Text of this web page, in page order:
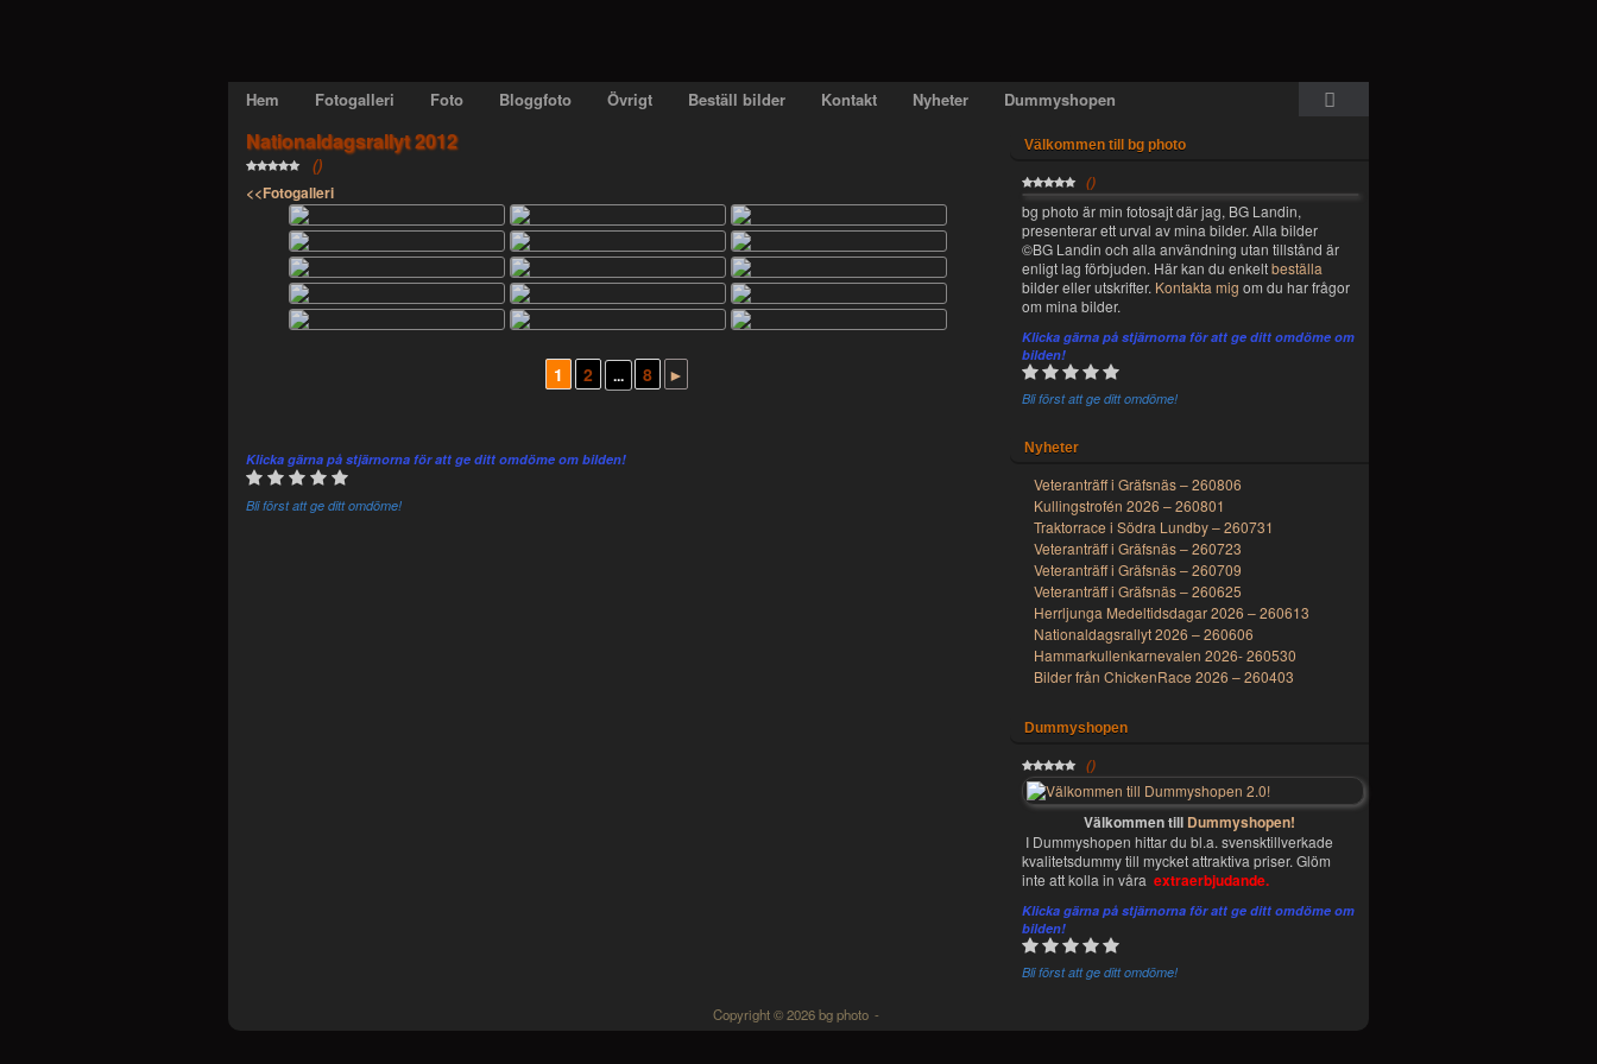
Hem Fotogalleri Foto Bloggfoto Övrigt Beställ bilder Kontakt Nyheter Dummyshopen
Nationaldagsrallyt 2012
()
<<Fotogalleri
1 2 ... 8 ►
Klicka gärna på stjärnorna för att ge ditt omdöme om bilden!
Bli först att ge ditt omdöme!
Välkommen till bg photo
()
bg photo är min fotosajt där jag, BG Landin,
presenterar ett urval av mina bilder. Alla bilder
©BG Landin och alla användning utan tillstånd är
enligt lag förbjuden. Här kan du enkeltbeställa
bilder eller utskrifter. Kontakta mig om du har frågor
om mina bilder.
Klicka gärna på stjärnorna för att ge ditt omdöme om
bilden!
Bli först att ge ditt omdöme!
Nyheter
Veteranträff i Gräfsnäs – 260806
Kullingstrofén 2026 – 260801
Traktorrace i Södra Lundby – 260731
Veteranträff i Gräfsnäs – 260723
Veteranträff i Gräfsnäs – 260709
Veteranträff i Gräfsnäs – 260625
Herrljunga Medeltidsdagar 2026 – 260613
Nationaldagsrallyt 2026 – 260606
Hammarkullenkarnevalen 2026- 260530
Bilder från ChickenRace 2026 – 260403
Dummyshopen
()
Välkommen till Dummyshopen!
I Dummyshopen hittar du bl.a. svensktillverkade
kvalitetsdummy till mycket attraktiva priser. Glöm
inte att kolla in våra extraerbjudande.
Klicka gärna på stjärnorna för att ge ditt omdöme om
bilden!
Bli först att ge ditt omdöme!
Copyright © 2026 bg photo